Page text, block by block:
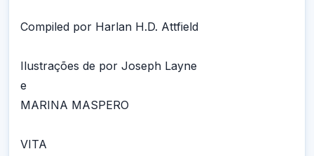
Compiled por Harlan H.D. Attfield
Ilustrações de por Joseph Layne
e
MARINA MASPERO
VITA